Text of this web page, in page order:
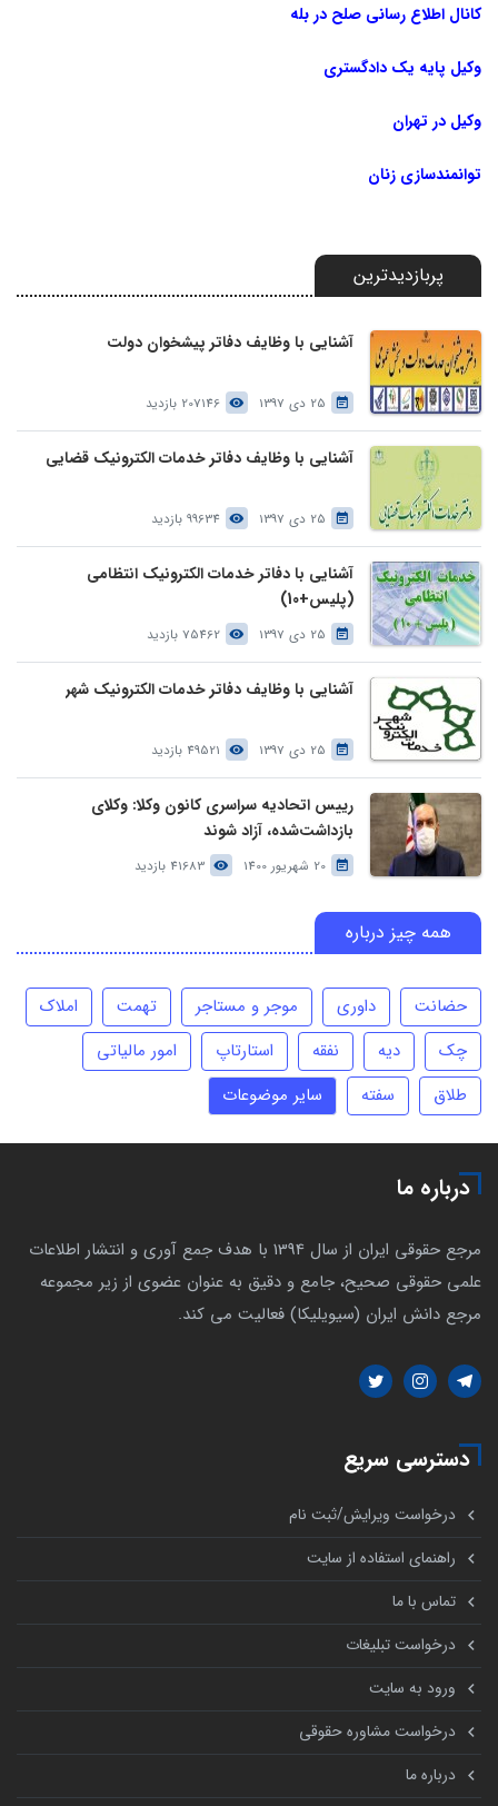
کانال اطلاع رسانی صلح در بله
وکیل پایه یک دادگستری
وکیل در تهران
توانمندسازی زنان
پربازدیدترین
آشنایی با وظایف دفاتر پیشخوان دولت
25 دی 1397 207146 بازدید
آشنایی با وظایف دفاتر خدمات الکترونیک قضایی
25 دی 1397 99634 بازدید
آشنایی با دفاتر خدمات الکترونیک انتظامی
(پلیس+10)
25 دی 1397 75462 بازدید
آشنایی با وظایف دفاتر خدمات الکترونیک شهر
25 دی 1397 49521 بازدید
رییس اتحادیه سراسری کانون وکلا: وکلای
بازداشت‌شده، آزاد شوند
20 شهریور 1400 41683 بازدید
همه چیز درباره
حضانت داوری موجر و مستاجر تهمت
املاک
چک
دیه نفقه استارتاپ
امور مالیاتی
طلاق
سفته سایر موضوعات
درباره ما
مرجع حقوقی ایران از سال 1394 با هدف جمع آوری و انتشار اطلاعات
علمی حقوقی صحیح، جامع و دقیق به عنوان عضوی از زیر مجموعه
مرجع دانش ایران (سیویلیکا) فعالیت می کند.
دسترسی سریع
درخواست ویرایش/ثبت نام
راهنمای استفاده از سایت
تماس با ما
درخواست تبلیغات
ورود به سایت
درخواست مشاوره حقوقی
درباره ما